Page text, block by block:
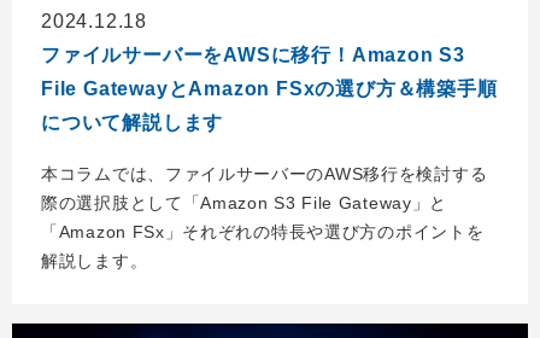
2024.12.18
ファイルサーバーをAWSに移行！Amazon S3
File GatewayとAmazon FSxの選び方＆構築手順
について解説します
本コラムでは、ファイルサーバーのAWS移行を検討する
際の選択肢として「Amazon S3 File Gateway」と
「Amazon FSx」それぞれの特長や選び方のポイントを
解説します。